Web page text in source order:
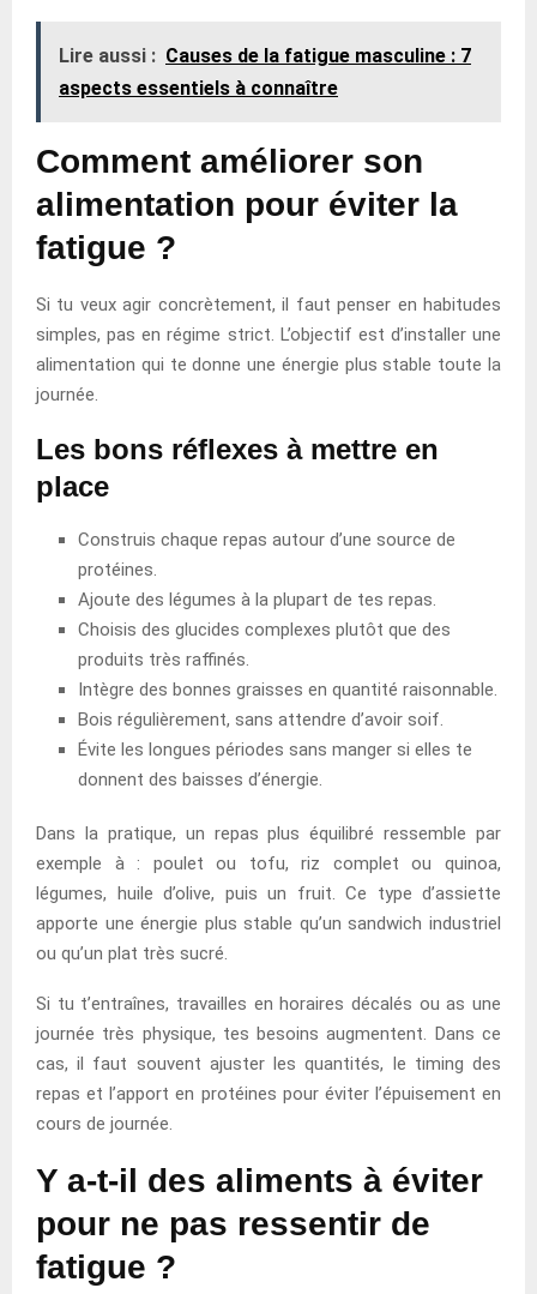
Lire aussi : Causes de la fatigue masculine : 7
aspects essentiels à connaître
Comment améliorer son
alimentation pour éviter la
fatigue ?
Si tu veux agir concrètement, il faut penser en habitudes
simples, pas en régime strict. L’objectif est d’installer une
alimentation qui te donne une énergie plus stable toute la
journée.
Les bons réflexes à mettre en
place
Construis chaque repas autour d’une source de
protéines.
Ajoute des légumes à la plupart de tes repas.
Choisis des glucides complexes plutôt que des
produits très raffinés.
Intègre des bonnes graisses en quantité raisonnable.
Bois régulièrement, sans attendre d’avoir soif.
Évite les longues périodes sans manger si elles te
donnent des baisses d’énergie.
Dans la pratique, un repas plus équilibré ressemble par
exemple à : poulet ou tofu, riz complet ou quinoa,
légumes, huile d’olive, puis un fruit. Ce type d’assiette
apporte une énergie plus stable qu’un sandwich industriel
ou qu’un plat très sucré.
Si tu t’entraînes, travailles en horaires décalés ou as une
journée très physique, tes besoins augmentent. Dans ce
cas, il faut souvent ajuster les quantités, le timing des
repas et l’apport en protéines pour éviter l’épuisement en
cours de journée.
Y a-t-il des aliments à éviter
pour ne pas ressentir de
fatigue ?